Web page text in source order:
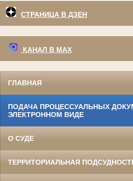
СТРАНИЦА В ДЗЕН
КАНАЛ В МАХ
ГЛАВНАЯ
ПОДАЧА ПРОЦЕССУАЛЬНЫХ
ЭЛЕКТРОННОМ ВИДЕ
О СУДЕ
ТЕРРИТОРИАЛЬНАЯ